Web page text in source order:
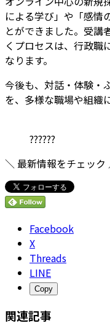
による学び」や「感情
とができました。受講
くプロセスは、行政職
なります。
今後も、対話・体験・
を、多様な職場や組織
??????
＼ 最新情報をチェック
Facebook
X
Threads
LINE
Copy
関連記事